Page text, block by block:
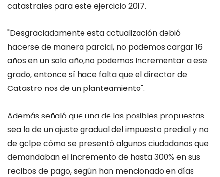
catastrales para este ejercicio 2017.
"Desgraciadamente esta actualización debió
hacerse de manera parcial, no podemos cargar 16
años en un solo año,no podemos incrementar a ese
grado, entonce sí hace falta que el director de
Catastro nos de un planteamiento".
Además señaló que una de las posibles propuestas
sea la de un ajuste gradual del impuesto predial y no
de golpe cómo se presentó algunos ciudadanos que
demandaban el incremento de hasta 300% en sus
recibos de pago, según han mencionado en días